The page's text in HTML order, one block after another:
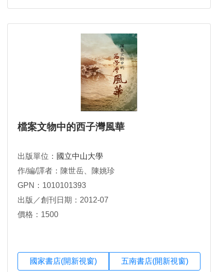
檔案文物中的西子灣風華
出版單位： 國立中山大學
作/編/譯者：陳世岳、陳姚珍
GPN：1010101393
出版／創刊日期：2012-07
價格：1500
國家書店(開新視窗) 五南書店(開新視窗)